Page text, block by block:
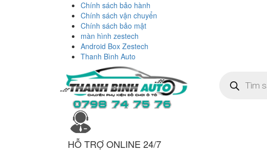
Chính sách bảo hành
Chính sách vận chuyển
Chính sách bảo mật
màn hình zestech
Android Box Zestech
Thanh Bình Auto
kiếm
sản
HỖ TRỢ ONLINE 24/7